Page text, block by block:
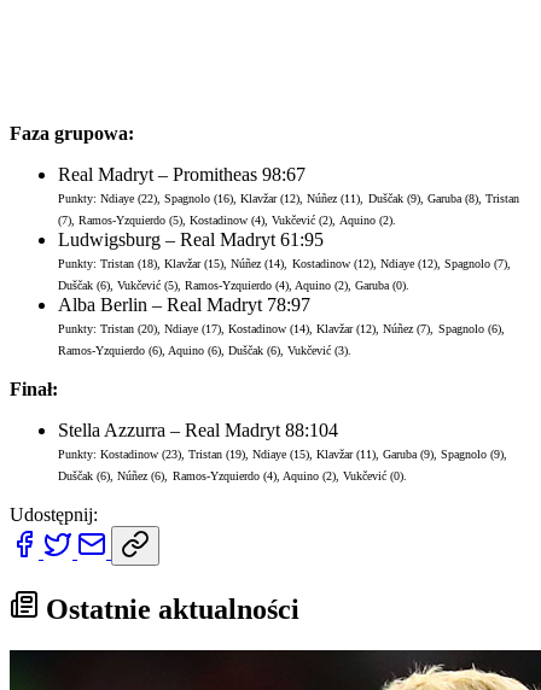
Faza grupowa:
Real Madryt – Promitheas 98:67
Punkty: Ndiaye (22), Spagnolo (16), Klavžar (12), Núñez (11),
Duščak (9), Garuba (8), Tristan
(7), Ramos-Yzquierdo (5), Kostadinow (4), Vukčević (2), Aquino (2).
Ludwigsburg – Real Madryt 61:95
Punkty: Tristan (18), Klavžar (15), Núñez (14), Kostadinow (12), Ndiaye (12), Spagnolo (7),
Duščak (6), Vukčević (5), Ramos-Yzquierdo (4), Aquino (2), Garuba (0).
Alba Berlin – Real Madryt 78:97
Punkty: Tristan (20), Ndiaye (17), Kostadinow (14), Klavžar (12), Núñez (7),
Spagnolo (6),
Ramos-Yzquierdo (6), Aquino (6), Duščak (6), Vukčević (3).
Finał:
Stella Azzurra – Real Madryt 88:104
Punkty: Kostadinow (23), Tristan (19), Ndiaye (15), Klavžar (11), Garuba (9), Spagnolo (9),
Duščak (6), Núñez (6),
Ramos-Yzquierdo (4), Aquino (2), Vukčević (0).
Udostępnij:
Ostatnie aktualności